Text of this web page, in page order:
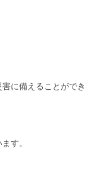
に備えることができ
す。